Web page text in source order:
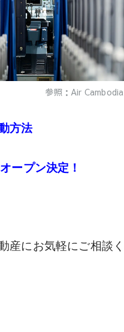
参照：Air
方法
ープン決定！
にお気軽にご相談く